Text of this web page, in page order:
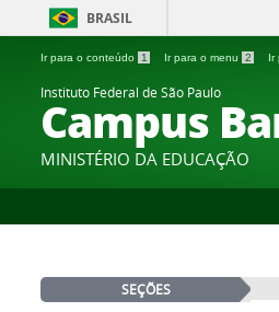
BRASIL
Ir para o conteúdo 1 Ir para o menu 2 Ir
Instituto Federal de São Paulo
Campus
MINISTÉRIO DA EDUCAÇÃO
SEÇÕES